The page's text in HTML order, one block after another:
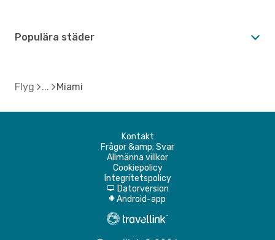
Populära städer
Flyg Miami
Kontakt
Frågor &amp; Svar
Allmänna villkor
Cookiepolicy
Integritetspolicy
d Datorversion
A Android-app